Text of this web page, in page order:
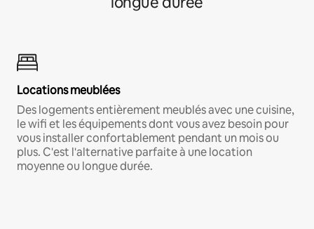
Locations meublées
Des logements entièrement meublés avec une cuisine,
le wifi et les équipements dont vous avez besoin pour
vous installer confortablement pendant un mois ou
plus. C'est l'alternative parfaite à une location
moyenne ou longue durée.